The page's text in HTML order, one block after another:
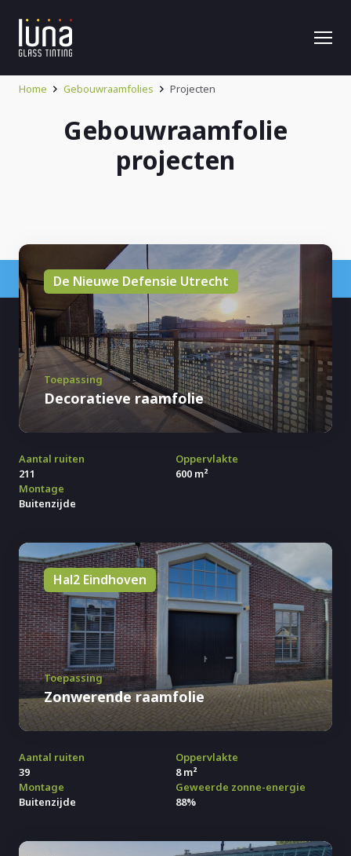
Home Gebouwraamfolies Projecten
Gebouwraamfolie
projecten
De Nieuwe Defensie Utrecht
Toepassing
Decoratieve raamfolie
Aantal ruiten
211
Oppervlakte
600 m²
Montage
Buitenzijde
Hal2 Eindhoven
Toepassing
Zonwerende raamfolie
Aantal ruiten
39
Oppervlakte
8 m²
Montage
Buitenzijde
Geweerde zonne-energie
88%